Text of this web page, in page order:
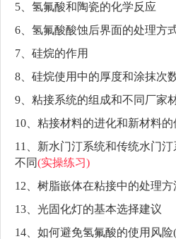
5、氢氟酸和陶瓷的化学反应
6、氢氟酸酸蚀后界面的处理方
7、硅烷的作用
8、硅烷使用中的厚度和涂抹次
9、粘接系统的组成和不同厂家
10、粘接材料的进化和新材料的
11、新水门汀系统和传统水门
不同(实操练习)
12、树脂嵌体在粘接中的处理方
13、光固化灯的基本选择建议
14、如何避免氢氟酸的使用风